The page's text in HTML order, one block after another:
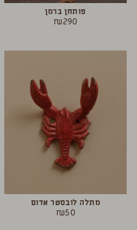
פותחן ברמן
₪290
מתלה לובסטר אדום
₪50